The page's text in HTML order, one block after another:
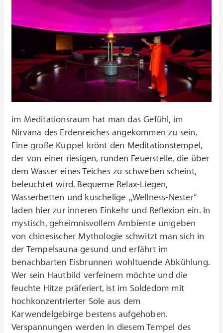
im Meditationsraum hat man das Gefühl, im
Nirvana des Erdenreiches angekommen zu sein.
Eine große Kuppel krönt den Meditationstempel,
der von einer riesigen, runden Feuerstelle, die über
dem Wasser eines Teiches zu schweben scheint,
beleuchtet wird. Bequeme Relax-Liegen,
Wasserbetten und kuschelige „Wellness-Nester“
laden hier zur inneren Einkehr und Reflexion ein. In
mystisch, geheimnisvollem Ambiente umgeben
von chinesischer Mythologie schwitzt man sich in
der Tempelsauna gesund und erfährt im
benachbarten Eisbrunnen wohltuende Abkühlung.
Wer sein Hautbild verfeinern möchte und die
feuchte Hitze präferiert, ist im Soldedom mit
hochkonzentrierter Sole aus dem
Karwendelgebirge bestens aufgehoben.
Verspannungen werden in diesem Tempel des